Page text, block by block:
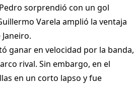
sorprendió con un gol
Varela amplió la ventaja
ganar en velocidad por la banda,
rival. Sin embargo, en el
en un corto lapso y fue